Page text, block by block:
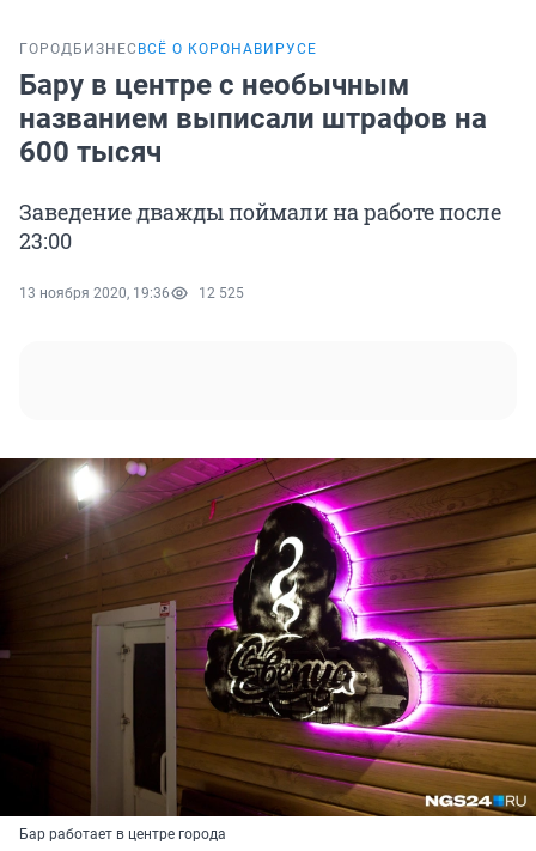
ГОРОД БИЗНЕС ВСЁ О КОРОНАВИРУСЕ
Бару в центре с необычным
названием выписали штрафов на
600 тысяч
Заведение дважды поймали на работе после
23:00
13 ноября 2020, 19:36 12 525
Бар работает в центре города